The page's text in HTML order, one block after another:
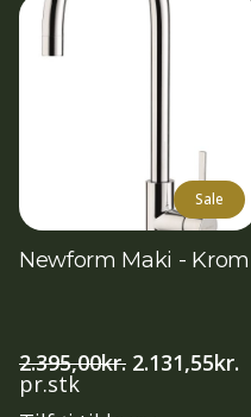
Sale
Newform Maki - Krom
2.395,00kr. Den
oprindelige
2.131,55kr.
pr.stk